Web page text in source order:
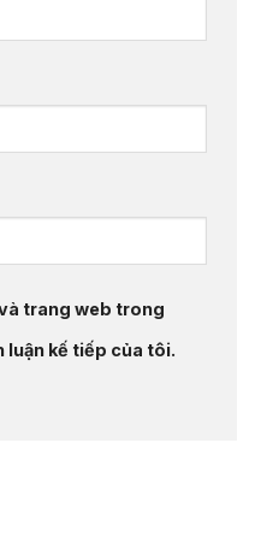
trang web trong
luận kế tiếp của tôi.